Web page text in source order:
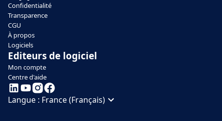
Confidentialité
Transparence
CGU
À propos
Logiciels
Editeurs de logiciel
Mon compte
Centre d'aide
Langue : France (Français)